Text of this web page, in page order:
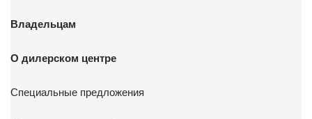
Владельцам
О дилерском центре
Специальные предложения